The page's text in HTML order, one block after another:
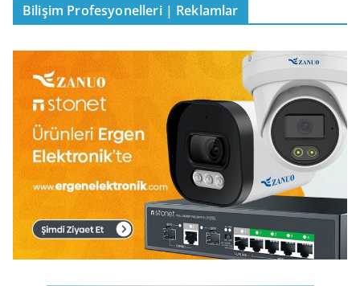
Bilişim Profesyonelleri | Reklamlar